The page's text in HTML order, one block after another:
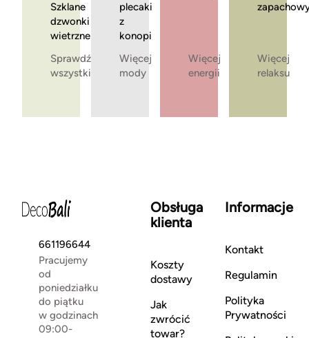
Szklane
dzwonki
wietrzne
Sprawdź
wszystkie
plecaki
z
konopi
Więcej
mody
Więcej
energii
Więcej
relaksu
661196644
Pracujemy
od
poniedziałku
do piątku
w godzinach
09:00-
Obsługa
klienta
Koszty
dostawy
Jak
zwrócić
towar?
Informacje
Kontakt
Regulamin
Polityka
Prywatności